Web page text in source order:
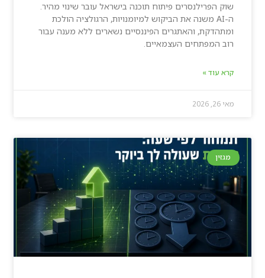
שוק הפרילנסרים פיתוח תוכנה בישראל עובר שינוי מהיר.
ה-AI משנה את הביקוש למיומנויות, הרגולציה הולכת
ומתהדקת, והאתגרים הפיננסיים נשארים ללא מענה עבור
רוב המפתחים העצמאיים.
קרא עוד »
מאי 26, 2026
מגזין